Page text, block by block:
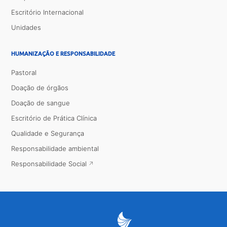
Escritório Internacional
Unidades
HUMANIZAÇÃO E RESPONSABILIDADE
Pastoral
Doação de órgãos
Doação de sangue
Escritório de Prática Clínica
Qualidade e Segurança
Responsabilidade ambiental
Responsabilidade Social